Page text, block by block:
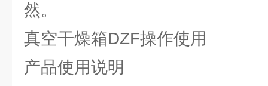
然。
真空干燥箱DZF操作使用
产品使用说明